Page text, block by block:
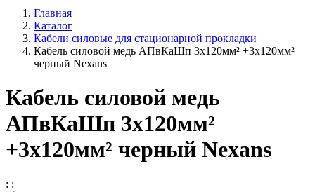
Главная
Каталог
Кабели силовые для стационарной прокладки
Кабель силовой медь АПвКаШп 3x120мм² +3x120мм²
черный Nexans
Кабель силовой медь
АПвКаШп 3x120мм²
+3x120мм² черный Nexans
: :